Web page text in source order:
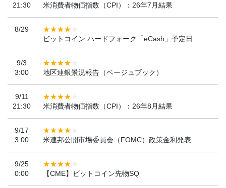
21:30
米消費者物価指数（CPI）：26年7月結果
8/29
ビットコイン:ハードフォーク「eCash」予定日
9/3
3:00
地区連銀景況報告（ベージュブック）
9/11
21:30
米消費者物価指数（CPI）：26年8月結果
9/17
3:00
米連邦公開市場委員会（FOMC）政策金利発表
9/25
0:00
【CME】ビットコイン先物SQ